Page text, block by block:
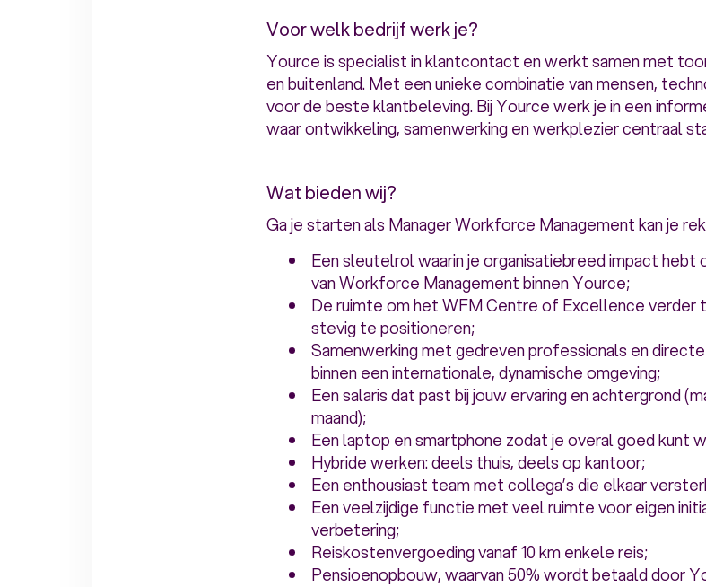
Voor welk bedrijf werk je?
Yource is specialist in klantcontact en werkt samen met
en buitenland. Met een unieke combinatie van mensen,
voor de beste klantbeleving. Bij Yource werk je in een
waar ontwikkeling, samenwerking en werkplezier centraal
Wat bieden wij?
Ga je starten als Manager Workforce Management kan je
Een sleutelrol waarin je organisatiebreed impact
van Workforce Management binnen Yource;
De ruimte om het WFM Centre of Excellence verder
stevig te positioneren;
Samenwerking met gedreven professionals en
binnen een internationale, dynamische omgeving;
Een salaris dat past bij jouw ervaring en achtergrond
maand);
Een laptop en smartphone zodat je overal goed kunt
Hybride werken: deels thuis, deels op kantoor;
Een enthousiast team met collega’s die elkaar
Een veelzijdige functie met veel ruimte voor eigen
verbetering;
Reiskostenvergoeding vanaf 10 km enkele reis;
Pensioenopbouw, waarvan 50% wordt betaald door